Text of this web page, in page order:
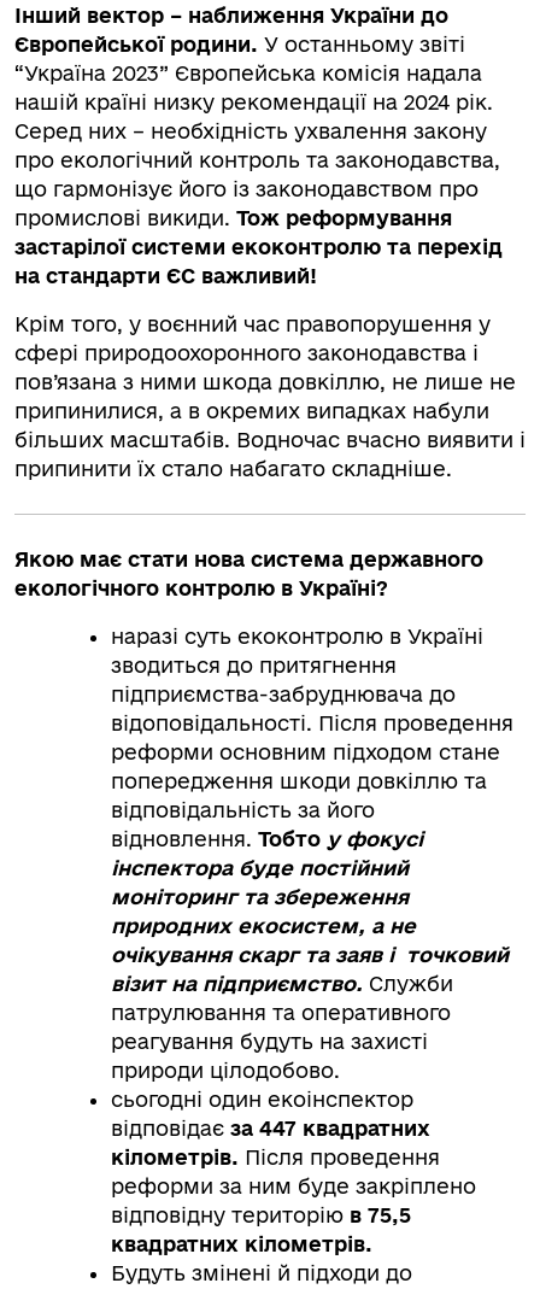
Інший вектор – наближення України до
Європейської родини. У останньому звіті
“Україна 2023” Європейська комісія надала
нашій країні низку рекомендації на 2024 рік.
Серед них – необхідність ухвалення закону
про екологічний контроль та законодавства,
що гармонізує його із законодавством про
промислові викиди. Тож реформування
застарілої системи екоконтролю та перехід
на стандарти ЄС важливий!
Крім того, у воєнний час правопорушення у
сфері природоохоронного законодавства і
пов’язана з ними шкода довкіллю, не лише не
припинилися, а в окремих випадках набули
більших масштабів. Водночас вчасно виявити і
припинити їх стало набагато складніше.
Якою має стати нова система державного
екологічного контролю в Україні?
наразі суть екоконтролю в Україні
зводиться до притягнення
підприємства-забруднювача до
відоповідальності. Після проведення
реформи основним підходом стане
попередження шкоди довкіллю та
відповідальність за його
відновлення. Тобто у фокусі
інспектора буде постійний
моніторинг та збереження
природних екосистем, а не
очікування скарг та заяв і точковий
візит на підприємство. Служби
патрулювання та оперативного
реагування будуть на захисті
природи цілодобово.
сьогодні один екоінспектор
відповідає за 447 квадратних
кілометрів. Після проведення
реформи за ним буде закріплено
відповідну територію в 75,5
квадратних кілометрів.
Будуть змінені й підходи до